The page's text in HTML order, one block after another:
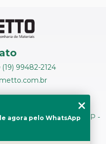
(19) 99482-2124
- Centro Piracicaba - SP -
126
8h ás 18h
agora pelo WhatsApp